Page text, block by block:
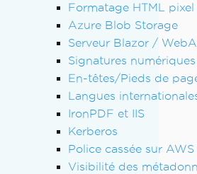
Formatage HTML
Azure Blob Storage
Serveur Blazor /
Signatures numériques
En-têtes/Pieds de
Langues
IronPDF et IIS
Kerberos
Police cassée sur
Visibilité des